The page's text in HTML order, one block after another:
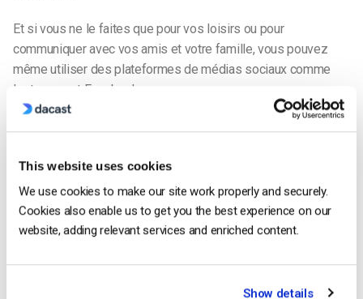
This website uses cookies
We use cookies to make our site work properly and securely.
Cookies also enable us to get you the best experience on our
website, adding relevant services and enriched content.
Show details
Et si vous ne le faites que pour vos loisirs ou pour
communiquer avec vos amis et votre famille, vous pouvez
même utiliser des plateformes de médias sociaux comme
Instagram et Facebook.